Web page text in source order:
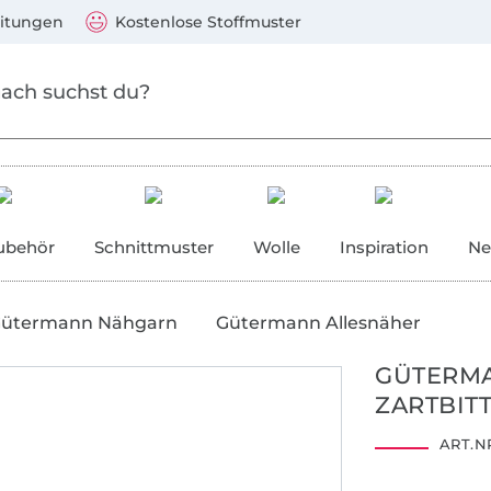
Kostenlose Stoffmuster
Schnittmuster Wolle Inspiration
Nähgarn Gütermann Allesnäher
Mastercard, PayPal, Giropay, Kauf auf Rechnung,